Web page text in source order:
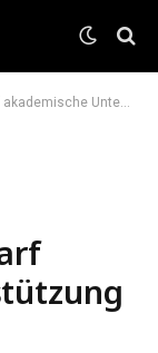
Unterstützung gehen?